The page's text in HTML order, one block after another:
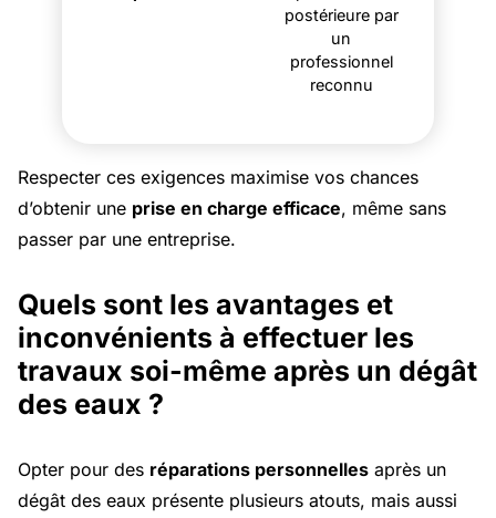
postérieure par
un
professionnel
reconnu
Respecter ces exigences maximise vos chances
d’obtenir une prise en charge efficace, même sans
passer par une entreprise.
Quels sont les avantages et
inconvénients à effectuer les
travaux soi-même après un dégât
des eaux ?
Opter pour des réparations personnelles après un
dégât des eaux présente plusieurs atouts, mais aussi